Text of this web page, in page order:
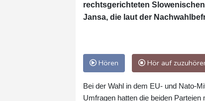
rechtsgerichteten
Jansa, die laut der
Hören Hör auf
Bei der Wahl in dem EU- und Nato-
Umfragen hatten die beiden